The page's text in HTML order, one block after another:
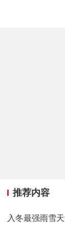
推荐内容
入冬最强雨雪